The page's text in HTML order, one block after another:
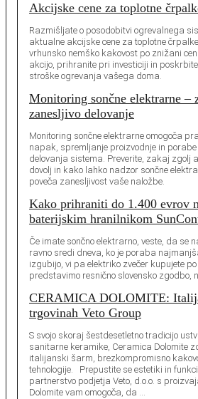
Akcijske cene za toplotne
Razmišljate o posodobitvi ogrevalnega
aktualne akcijske cene za toplotne
vrhunsko nemško kakovost po znižani
akcijo, prihranite pri investiciji in
stroške ogrevanja vašega doma.
Monitoring sončne elektrarne –
zanesljivo delovanje
Monitoring sončne elektrarne omogoča
napak, spremljanje proizvodnje in
delovanja sistema. Preverite, zakaj zgolj
dovolj in kako lahko nadzor sončne
poveča zanesljivost vaše naložbe.
Kako prihraniti do 1.400 evrov
baterijskim hranilnikom
Če imate sončno elektrarno, veste, da se
ravno sredi dneva, ko je poraba
izgubijo, vi pa elektriko zvečer kupujete
predstavimo resnično slovensko zgodbo,
CERAMICA DOLOMITE:
trgovinah Veto Group
S svojo skoraj šestdesetletno tradicijo
sanitarne keramike, Ceramica Dolomite
italijanski šarm, brezkompromisno
tehnologije. Prepustite se estetiki in
partnerstvo podjetja Veto, d.o.o. s
Dolomite vam omogoča, da …